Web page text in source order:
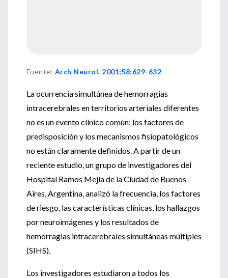
Fuente: Arch Neurol. 2001;58:629-632
La ocurrencia simultánea de hemorragias
intracerebrales en territorios arteriales diferentes
no es un evento clínico común; los factores de
predisposición y los mecanismos fisiopatológicos
no están claramente definidos. A partir de un
reciente estudio, un grupo de investigadores del
Hospital Ramos Mejía de la Ciudad de Buenos
Aires, Argentina, analizó la frecuencia, los factores
de riesgo, las características clínicas, los hallazgos
por neuroimágenes y los resultados de
hemorragias intracerebrales simultáneas múltiples
(SIHS).
Los investigadores estudiaron a todos los